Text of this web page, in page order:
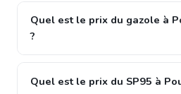
Quel est le prix du gazole à
?
Quel est le prix du SP95 à